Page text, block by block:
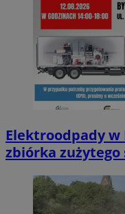
Elektroodpady
zbiórka